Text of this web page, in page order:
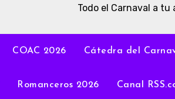
Todo el Carnaval a tu
COAC 2026 Cátedra del
Romanceros 2026 Canal